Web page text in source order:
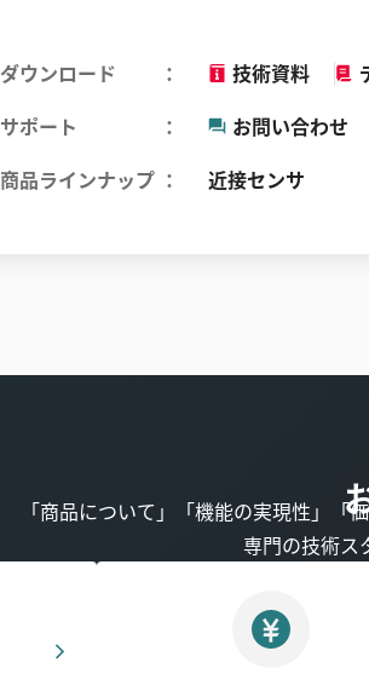
ダウンロード 技術資料
サポート
お問い合わせ
商品ラインナップ
近接センサ
「商品について」「機能の実現性」「
専門の技術ス